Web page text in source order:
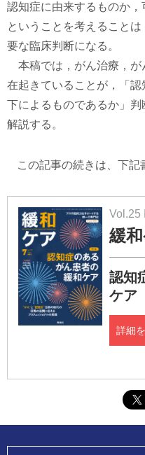
認知症に由来するものか
ということを考えること
要な臨床判断になる。
本稿では，がん治療，が
在起きていることが，「
下によるものであるか」
解説する。
この記事の続きは、下記
Vol.25
緩
認知
ケア
詳細